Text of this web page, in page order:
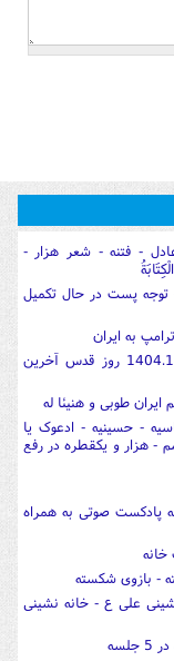
- فتنه - شعر هزار -
توجه پست در حال تکمیل
به ایران
9. چرا ترامپ به ایران حمله کرده است ؟ 1404.12.23 روز قدس آخرین
طوبی و هنیئا له
- حسینیه - ادعوک یا
- هزار و یکقطره در رفع
پادکست صوتی به همراه
- بازوی شکسته
علی ع - خانه نشینی